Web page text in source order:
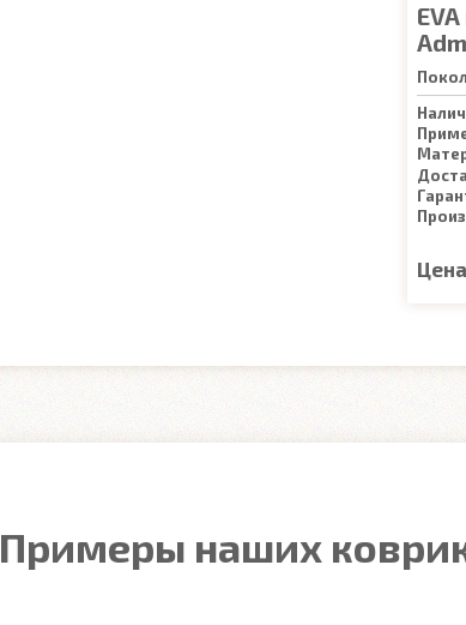
Примеры наших